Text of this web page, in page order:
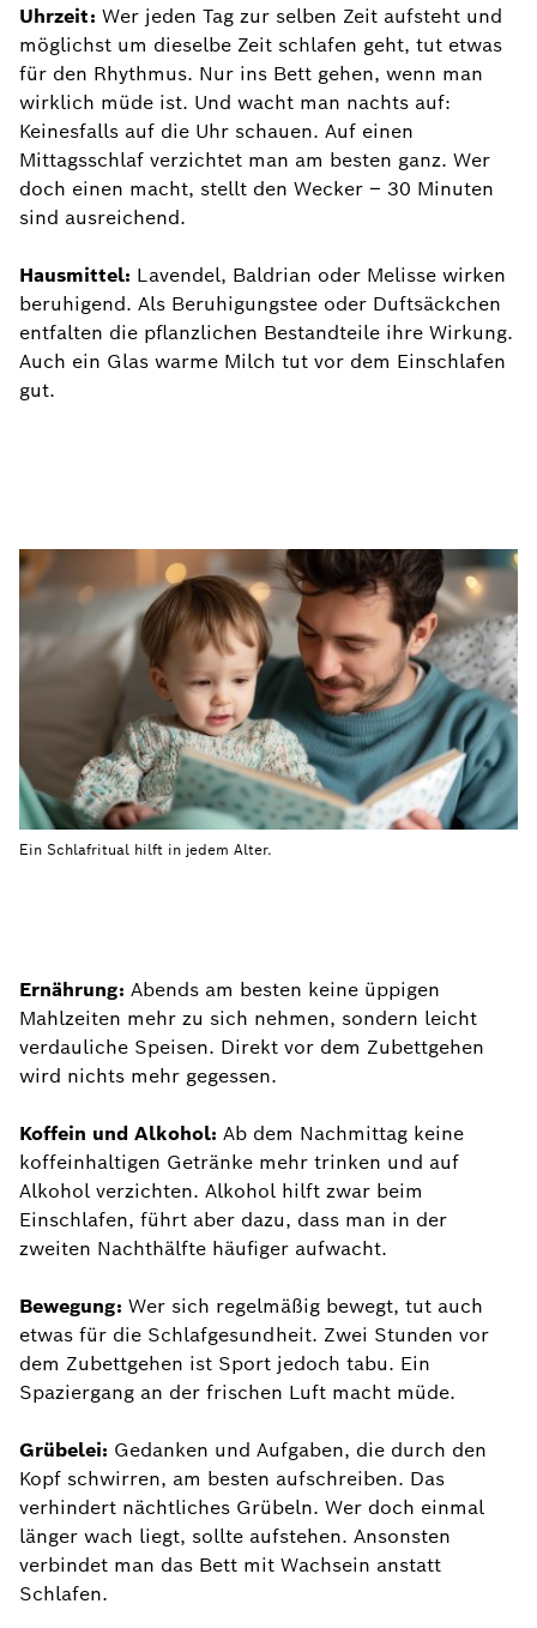
Uhrzeit: Wer jeden Tag zur selben Zeit aufsteht und
möglichst um dieselbe Zeit schlafen geht, tut etwas
für den Rhythmus. Nur ins Bett gehen, wenn man
wirklich müde ist. Und wacht man nachts auf:
Keinesfalls auf die Uhr schauen. Auf einen
Mittagsschlaf verzichtet man am besten ganz. Wer
doch einen macht, stellt den Wecker – 30 Minuten
sind ausreichend.
Hausmittel: Lavendel, Baldrian oder Melisse wirken
beruhigend. Als Beruhigungstee oder Duftsäckchen
entfalten die pflanzlichen Bestandteile ihre Wirkung.
Auch ein Glas warme Milch tut vor dem Einschlafen
gut.
Ein Schlafritual hilft in jedem Alter.
Ernährung: Abends am besten keine üppigen
Mahlzeiten mehr zu sich nehmen, sondern leicht
verdauliche Speisen. Direkt vor dem Zubettgehen
wird nichts mehr gegessen.
Koffein und Alkohol: Ab dem Nachmittag keine
koffeinhaltigen Getränke mehr trinken und auf
Alkohol verzichten. Alkohol hilft zwar beim
Einschlafen, führt aber dazu, dass man in der
zweiten Nachthälfte häufiger aufwacht.
Bewegung: Wer sich regelmäßig bewegt, tut auch
etwas für die Schlafgesundheit. Zwei Stunden vor
dem Zubettgehen ist Sport jedoch tabu. Ein
Spaziergang an der frischen Luft macht müde.
Grübelei: Gedanken und Aufgaben, die durch den
Kopf schwirren, am besten aufschreiben. Das
verhindert nächtliches Grübeln. Wer doch einmal
länger wach liegt, sollte aufstehen. Ansonsten
verbindet man das Bett mit Wachsein anstatt
Schlafen.